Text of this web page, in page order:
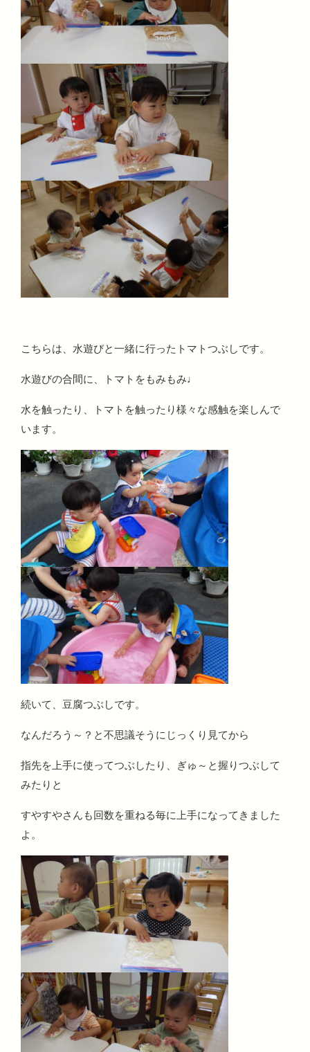
こちらは、水遊びと一緒に行ったトマトつぶしです。
水遊びの合間に、トマトをもみもみ♩
水を触ったり、トマトを触ったり様々な感触を楽しんで
います。
続いて、豆腐つぶしです。
なんだろう～？と不思議そうにじっくり見てから
指先を上手に使ってつぶしたり、ぎゅ～と握りつぶして
みたりと
すやすやさんも回数を重ねる毎に上手になってきました
よ。